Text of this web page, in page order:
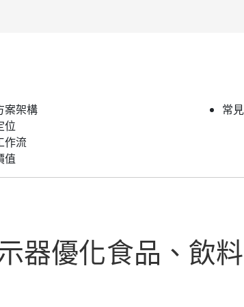
案架構
位
作流
值
常
器優化食品、飲